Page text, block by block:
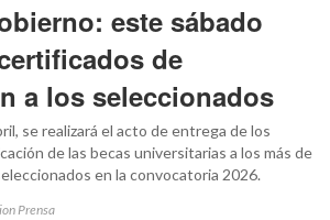
este sábado
de
a los seleccionados
se realizará el acto de entrega de los
de las becas universitarias a los más de
en la convocatoria 2026.
Prensa